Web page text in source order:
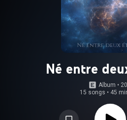
Né entre
Album •
15 songs • 45